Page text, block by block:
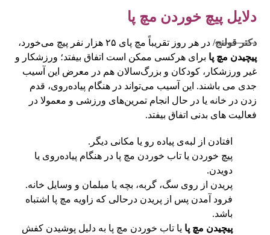
دلایل پیچ خوردن مچ پا
دکتر قولنج/ در هر روز تقریباً مچ پای ۲۵ هزار نفر پیچ می‌خورد،
پیچیدن مچ پا برای هرکسی ممکن است اتفاق بیفتد؛ ورزشکار و
غیر ورزشکار، کودکان و بزرگ‌سالان هم در معرض این آسیب
جدی می باشند. این آسیب می‌تواند در هنگام پیاده‌روی، قدم
زدن در خانه یا در حال انجام تمرین‌های ورزشی و معمولا در
فعالیت های بدنی اتفاق بیفتد.
افتادن از لبه‌ی پیاده‌ رو یا مکانی دیگر.
پیچ خوردن یا تاب خوردن مچ پا در هنگام پیاده‌روی یا
دویدن.
پریدن از روی سگ، گربه، بچه یا مبلمان و وسایل خانه.
فرود آمدن پس از پریدن درحالی که زاویه مچ پا اشتباه
باشد.
پیچیدن مچ پا یا تاب خوردن مچ پا به دلیل پوشیدن کفش